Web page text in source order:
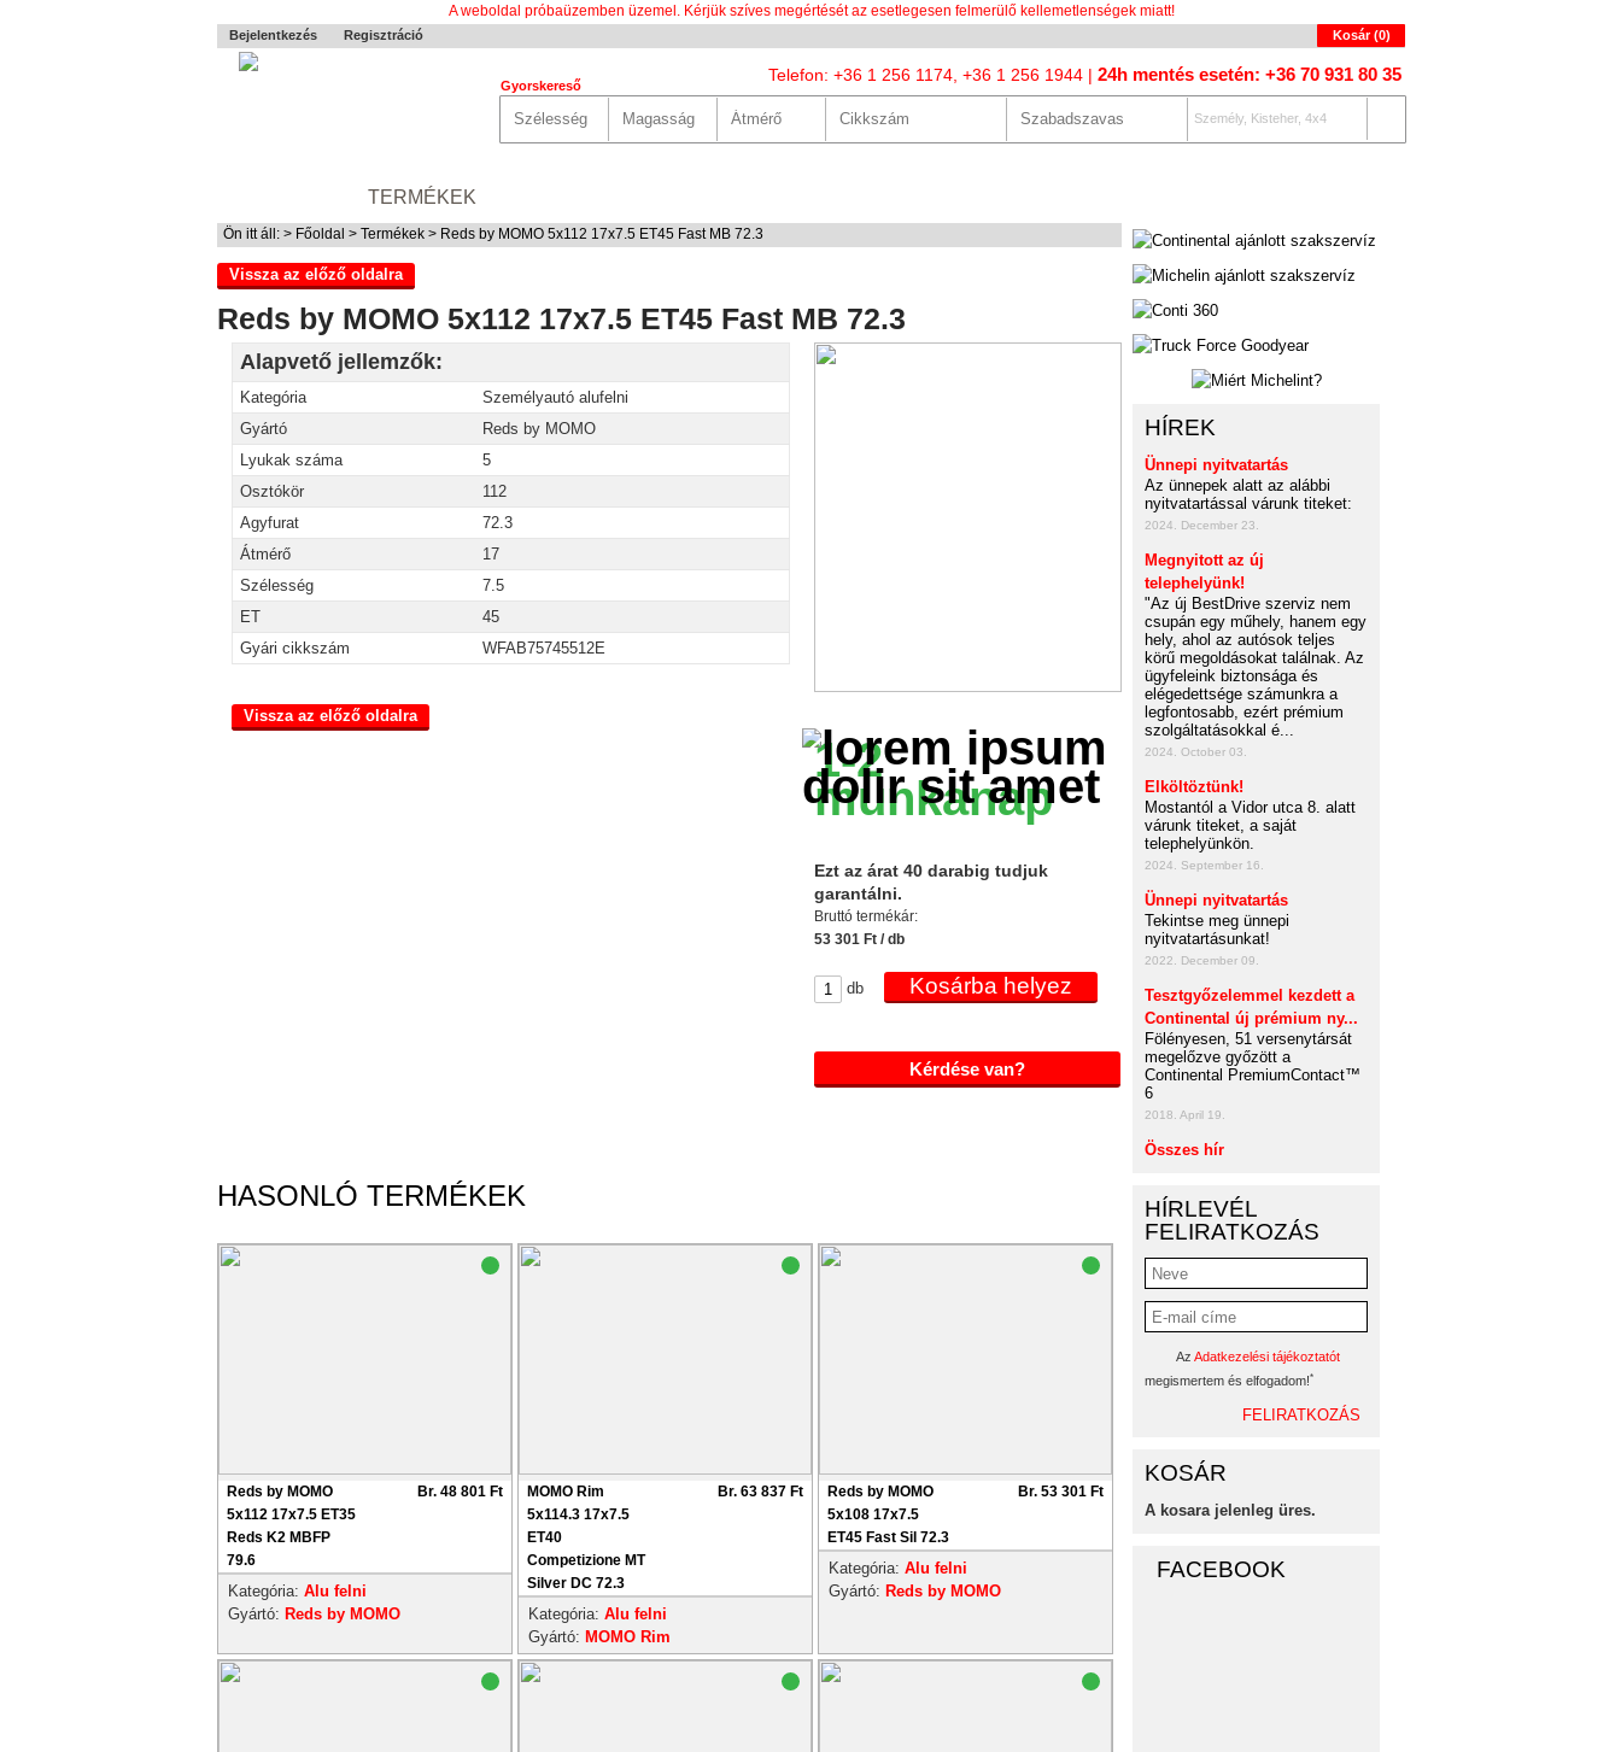
A weboldal próbaüzemben üzemel. Kérjük szíves megértését az esetlegesen felmerülő kellemetlenségek miatt!
Bejelentkezés Regisztráció Kosár (0)
Telefon: +36 1 256 1174, +36 1 256 1944 | 24h mentés esetén: +36 70 931 80 35
Gyorskereső
Személy, Kisteher, 4x4
TERMÉKEK
Ön itt áll: > Főoldal > Termékek > Reds by MOMO 5x112 17x7.5 ET45 Fast MB 72.3
Vissza az előző oldalra
Reds by MOMO 5x112 17x7.5 ET45 Fast MB 72.3
Alapvető jellemzők:
Kategória
Személyautó alufelni
Gyártó
Reds by MOMO
Lyukak száma
5
Osztókör
112
Agyfurat
72.3
Átmérő
17
Szélesség
7.5
ET
45
Gyári cikkszám
WFAB75745512E
Vissza az előző oldalra
1-2
munkanap
Ezt az árat 40 darabig tudjuk
garantálni.
Bruttó termékár:
53 301 Ft / db
db
Kérdése van?
HASONLÓ TERMÉKEK
Reds by MOMO
5x112 17x7.5 ET35
Reds K2 MBFP
79.6
Br. 48 801 Ft
Kategória: Alu felni
Gyártó: Reds by MOMO
MOMO Rim
5x114.3 17x7.5
ET40
Competizione MT
Silver DC 72.3
Br. 63 837 Ft
Kategória: Alu felni
Gyártó: MOMO Rim
Reds by MOMO
5x108 17x7.5
ET45 Fast Sil 72.3
Br. 53 301 Ft
Kategória: Alu felni
Gyártó: Reds by MOMO
HÍREK
Ünnepi nyitvatartás
Az ünnepek alatt az alábbi
nyitvatartással várunk titeket:
2024. December 23.
Megnyitott az új
telephelyünk!
"Az új BestDrive szerviz nem
csupán egy műhely, hanem egy
hely, ahol az autósok teljes
körű megoldásokat találnak. Az
ügyfeleink biztonsága és
elégedettsége számunkra a
legfontosabb, ezért prémium
szolgáltatásokkal é...
2024. October 03.
Elköltöztünk!
Mostantól a Vidor utca 8. alatt
várunk titeket, a saját
telephelyünkön.
2024. September 16.
Ünnepi nyitvatartás
Tekintse meg ünnepi
nyitvatartásunkat!
2022. December 09.
Tesztgyőzelemmel kezdett a
Continental új prémium ny...
Fölényesen, 51 versenytársát
megelőzve győzött a
Continental PremiumContact™
6
2018. April 19.
Összes hír
HÍRLEVÉL
FELIRATKOZÁS
Az Adatkezelési tájékoztatót
megismertem és elfogadom!*
KOSÁR
A kosara jelenleg üres.
FACEBOOK